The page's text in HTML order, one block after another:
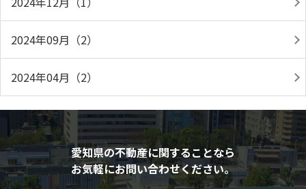
2024年09月（2）
2024年04月（2）
愛知県の不動産に関することなら
お気軽にお問い合わせください。